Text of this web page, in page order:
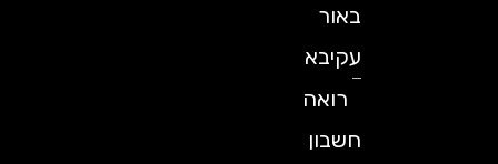
באור
עקיבא
רואה
חשבון